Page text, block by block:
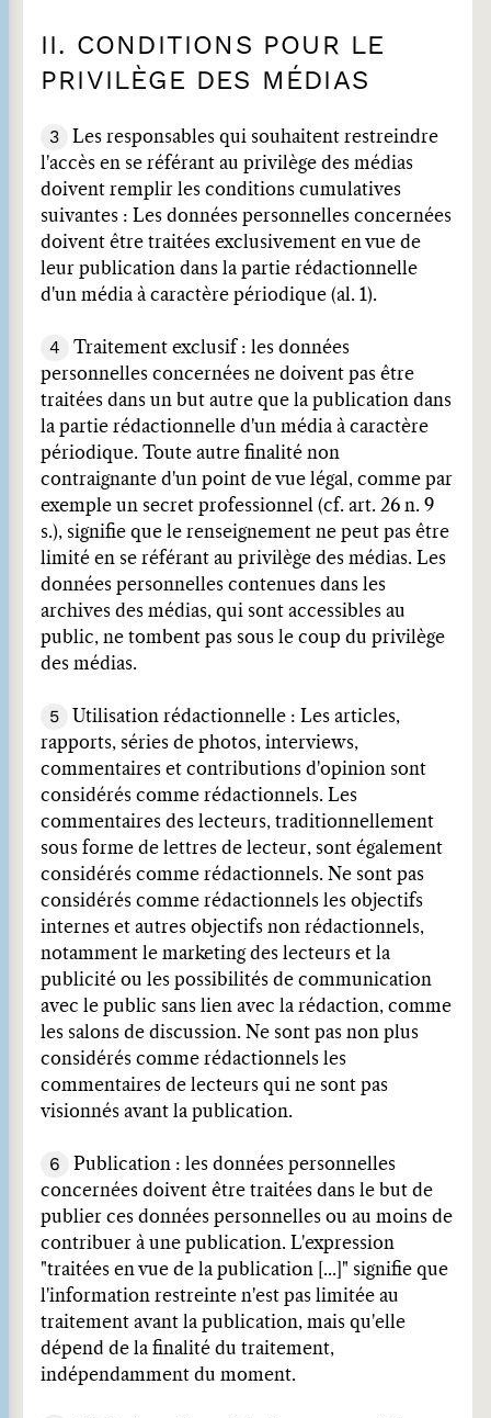
II. CONDITIONS POUR LE
PRIVILÈGE DES MÉDIAS
3
Les responsables qui souhaitent restreindre
l'accès en se référant au privilège des médias
doivent remplir les conditions cumulatives
suivantes : Les données personnelles concernées
doivent être traitées exclusivement en vue de
leur publication dans la partie rédactionnelle
d'un média à caractère périodique (al. 1).
4
Traitement exclusif : les données
personnelles concernées ne doivent pas être
traitées dans un but autre que la publication dans
la partie rédactionnelle d'un média à caractère
périodique. Toute autre finalité non
contraignante d'un point de vue légal, comme par
exemple un secret professionnel (cf. art. 26 n. 9
s.), signifie que le renseignement ne peut pas être
limité en se référant au privilège des médias. Les
données personnelles contenues dans les
archives des médias, qui sont accessibles au
public, ne tombent pas sous le coup du privilège
des médias.
5
Utilisation rédactionnelle : Les articles,
rapports, séries de photos, interviews,
commentaires et contributions d'opinion sont
considérés comme rédactionnels. Les
commentaires des lecteurs, traditionnellement
sous forme de lettres de lecteur, sont également
considérés comme rédactionnels. Ne sont pas
considérés comme rédactionnels les objectifs
internes et autres objectifs non rédactionnels,
notamment le marketing des lecteurs et la
publicité ou les possibilités de communication
avec le public sans lien avec la rédaction, comme
les salons de discussion. Ne sont pas non plus
considérés comme rédactionnels les
commentaires de lecteurs qui ne sont pas
visionnés avant la publication.
6
Publication : les données personnelles
concernées doivent être traitées dans le but de
publier ces données personnelles ou au moins de
contribuer à une publication. L'expression
"traitées en vue de la publication [...]" signifie que
l'information restreinte n'est pas limitée au
traitement avant la publication, mais qu'elle
dépend de la finalité du traitement,
indépendamment du moment.